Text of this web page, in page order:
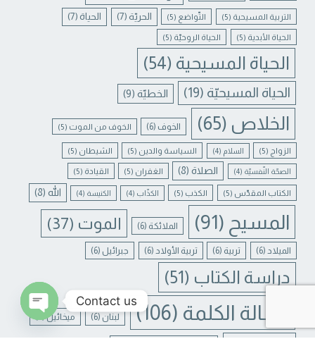
التربية المسيحية (5) التّواضع (5) الحريّة (7) الحياة (7)
الحياة الأبدية (5) الحياة الروحيّة (5)
الحياة المسيحية (54)
الحياة المسيحيّة (19) الخطيّة (9)
الخلاص (65) الخوف (6) الخوف من الموت (5)
الزواج (5) السلام (4) السياسة والدين (5) الشيطان (5)
الصحّة النّفسيّة (4) الصلاة(8) الغفران (5) القيادة (5)
الكتاب المقدّس (5) الكذب (5) الكذّاب (4) الكنيسة (4) الله (8)
المسيح (91) الملائكة (6) الموت (37)
الميلاد (6) تربية (6) تربية الأولاد (6) جبرائيل (6)
دراسة الكتاب (51)
رسالة الكلمة (106) لبنان (6) ميخائيل(6)
Contact us